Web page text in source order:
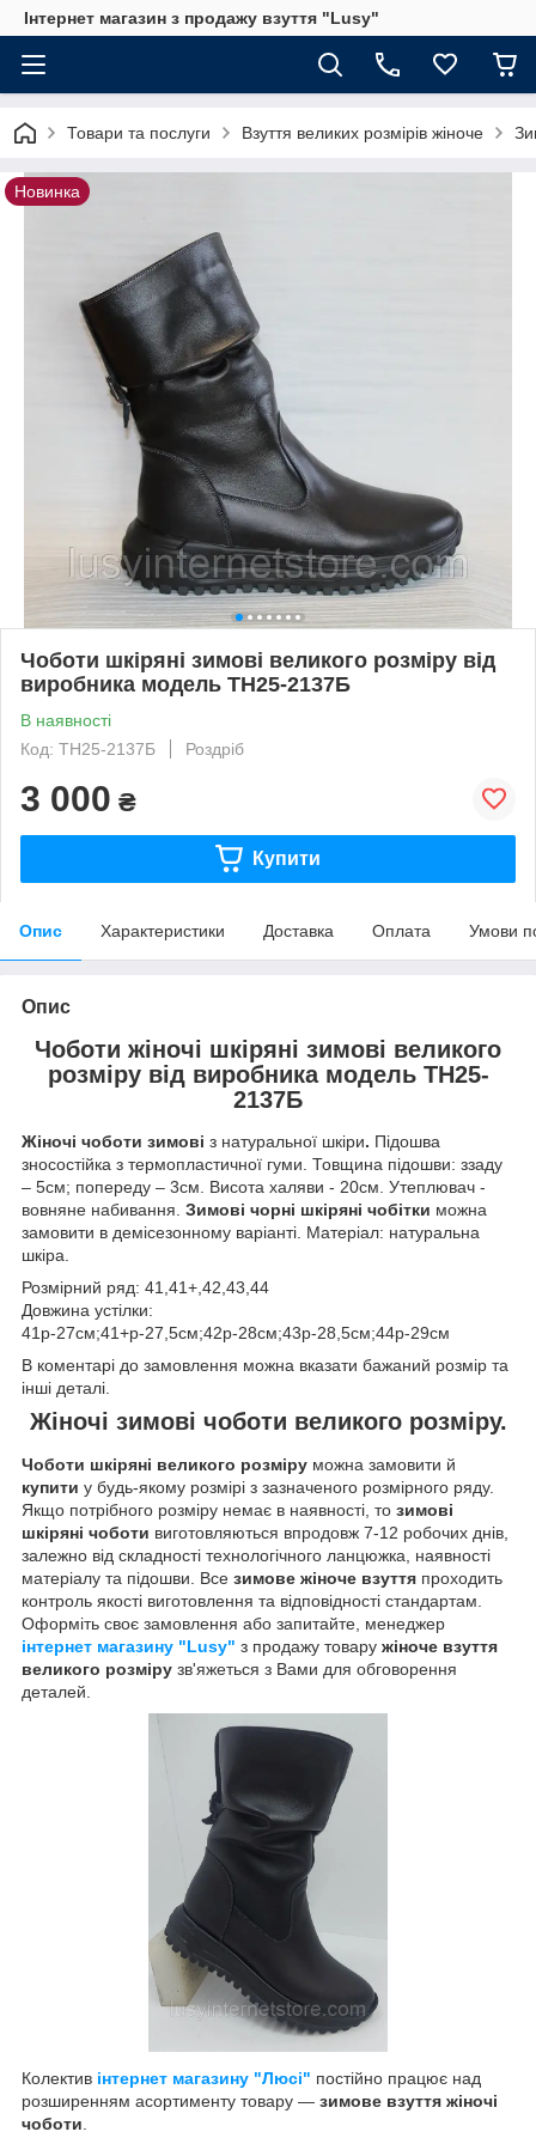
Інтернет магазин з продажу взуття "Lusy"
Товари та послуги Взуття великих розмірів жіноче
Новинка
Чоботи шкіряні зимові великого розміру від
виробника модель ТН25-2137Б
В наявності
Код: ТН25-2137Б
Роздріб
3 000 ₴
Купити
Опис Характеристики Доставка Оплата Умови
Опис
Чоботи жіночі шкіряні зимові великого
розміру від виробника модель ТН25-
2137Б
Жіночі чоботи зимові з натуральної шкіри. Підошва
зносостійка з термопластичної гуми. Товщина підошви: ззаду
– 5см; попереду – 3см. Висота халяви - 20см. Утеплювач -
вовняне набивання. Зимові чорні шкіряні чобітки можна
замовити в демісезонному варіанті. Матеріал: натуральна
шкіра.
Розмірний ряд: 41,41+,42,43,44
Довжина устілки:
41р-27см;41+р-27,5см;42р-28см;43р-28,5см;44р-29см
В коментарі до замовлення можна вказати бажаний розмір та
інші деталі.
Жіночі зимові чоботи великого розміру.
Чоботи шкіряні великого розміру можна замовити й
купити у будь-якому розмірі з зазначеного розмірного ряду.
Якщо потрібного розміру немає в наявності, то зимові
шкіряні чоботи виготовляються впродовж 7-12 робочих днів,
залежно від складності технологічного ланцюжка, наявності
матеріалу та підошви. Все зимове жіноче взуття проходить
контроль якості виготовлення та відповідності стандартам.
Оформіть своє замовлення або запитайте, менеджер
інтернет магазину "Lusy" з продажу товару жіноче взуття
великого розміру зв'яжеться з Вами для обговорення
деталей.
Колектив інтернет магазину "Люсі" постійно працює над
розширенням асортименту товару — зимове взуття жіночі
чоботи